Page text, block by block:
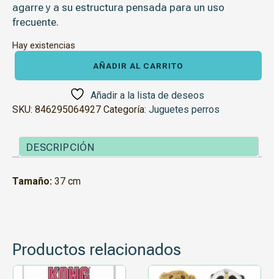
agarre y a su estructura pensada para un uso
frecuente.
Hay existencias
AÑADIR AL CARRITO
Añadir a la lista de deseos
SKU: 846295064927 Categoría: Juguetes perros
DESCRIPCIÓN
Tamaño: 37 cm
Productos relacionados
Este
Este